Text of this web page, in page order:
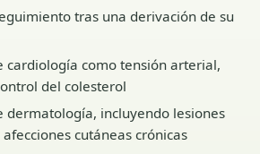
tras una derivación de su
cardiología como tensión arterial,
del colesterol
dermatología, incluyendo lesiones
cutáneas crónicas